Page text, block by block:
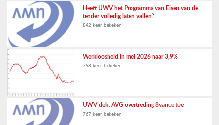
Heeft UWV het Programma van Eisen van de
tender volledig laten vallen?
842 keer bekeken
Werkloosheid in mei 2026 naar 3,9%
798 keer bekeken
UWV dekt AVG overtreding 8vance toe
767 keer bekeken